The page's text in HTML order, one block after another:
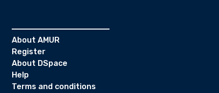
About AMUR
Register
About DSpace
Help
Terms and conditions